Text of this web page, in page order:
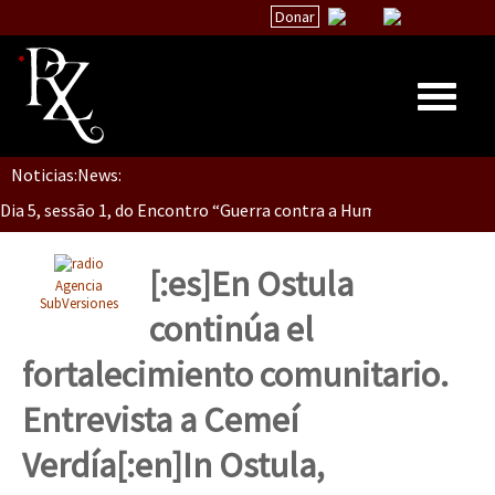
Donar
Inicio
Quiénes Somos
La palabra del EZLN
Encuentros
Chiapas
México
Latinoamérica
Noticias:News:
Dia 5, Sessão 2, Encontro “Guerra contra la Humanidad”
Dia 5, sessão 1, do Encontro “Guerra contra a Humanidade”(As
Dia 4 – Encontro “Guerra contra a Humanidade” (As populações
Dia 3 do Encontro “Guerra contra a Humanidade”
Agencia
SubVersiones
[:es]En Ostula
continúa el
fortalecimiento comunitario.
Entrevista a Cemeí
Verdía[:en]In Ostula,